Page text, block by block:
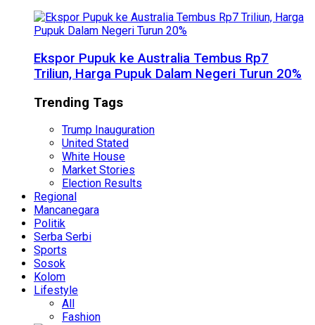
Ekspor Pupuk ke Australia Tembus Rp7
Triliun, Harga Pupuk Dalam Negeri Turun 20%
Trending Tags
Trump Inauguration
United Stated
White House
Market Stories
Election Results
Regional
Mancanegara
Politik
Serba Serbi
Sports
Sosok
Kolom
Lifestyle
All
Fashion